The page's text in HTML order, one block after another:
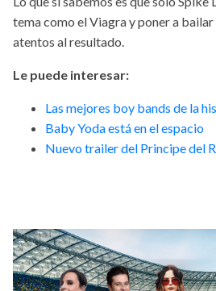
tema como el Viagra y poner a bailar
atentos al resultado.
Le puede interesar:
Las mejores boy bands de la
Baby Yoda está en el espacio
Nuevo trailer del Principe del